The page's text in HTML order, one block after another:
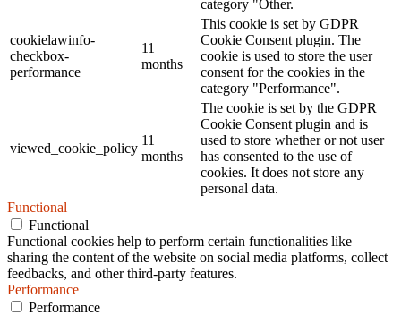
category "Other.
cookielawinfo-
checkbox-
performance
11
months
This cookie is set by GDPR
Cookie Consent plugin. The
cookie is used to store the user
consent for the cookies in the
category "Performance".
viewed_cookie_policy
11
months
The cookie is set by the GDPR
Cookie Consent plugin and is
used to store whether or not user
has consented to the use of
cookies. It does not store any
personal data.
Functional
Functional
Functional cookies help to perform certain functionalities like
sharing the content of the website on social media platforms, collect
feedbacks, and other third-party features.
Performance
Performance